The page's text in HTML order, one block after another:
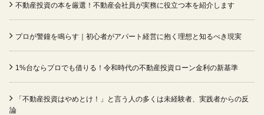
不動産投資の本を厳選！不動産会社員が実務に役立つ本を紹介します
プロが警鐘を鳴らす｜初心者がアパート経営に抱く理想と知るべき現実
1%台ならプロでも借りる！令和時代の不動産投資ローン金利の新基準
「不動産投資はやめとけ！」と言う人の多くは未経験者、実践者からの反
論